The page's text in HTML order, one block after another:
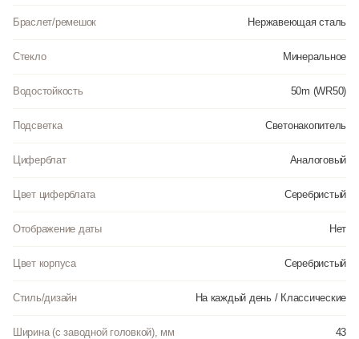
Браслет/ремешок Нержавеющая сталь
Стекло Минеральное
Водостойкость 50m (WR50)
Подсветка Светонакопитель
Циферблат Аналоговый
Цвет циферблата Серебристый
Отображение даты Нет
Цвет корпуса Серебристый
Стиль/дизайн На каждый день / Классические
Ширина (с заводной головкой), мм 43